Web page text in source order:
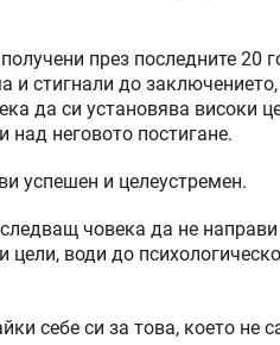
през последните 20
и стигнали до
да си установява високи
над неговото постигане.
успешен и целеустремен.
човека да не
цели, води до
себе си за това, което не